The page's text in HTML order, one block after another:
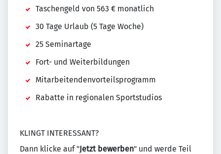
Taschengeld von 563 € monatlich
30 Tage Urlaub (5 Tage Woche)
25 Seminartage
Fort- und Weiterbildungen
Mitarbeitendenvorteilsprogramm
Rabatte in regionalen Sportstudios
KLINGT INTERESSANT?
Dann klicke auf "Jetzt bewerben" und werde Teil